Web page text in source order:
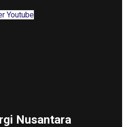
Youtube
Nusantara